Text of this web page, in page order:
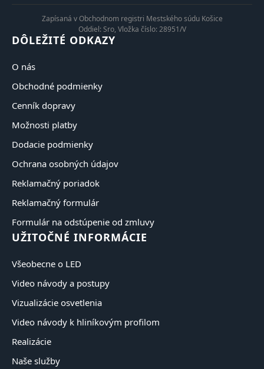
Zapísaná v Obchodnom registri Mestského súdu Košice
Oddiel: Sro, Vložka číslo: 28951/V
DÔLEŽITÉ ODKAZY
O nás
Obchodné podmienky
Cenník dopravy
Možnosti platby
Dodacie podmienky
Ochrana osobných údajov
Reklamačný poriadok
Reklamačný formulár
Formulár na odstúpenie od zmluvy
UŽITOČNÉ INFORMÁCIE
Všeobecne o LED
Video návody a postupy
Vizualizácie osvetlenia
Video návody k hliníkovým profilom
Realizácie
Naše služby